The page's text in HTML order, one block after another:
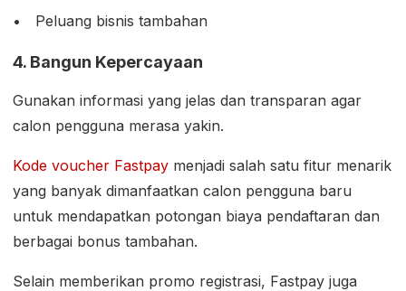
Peluang bisnis tambahan
4. Bangun Kepercayaan
Gunakan informasi yang jelas dan transparan agar
calon pengguna merasa yakin.
Kode voucher Fastpay menjadi salah satu fitur menarik
yang banyak dimanfaatkan calon pengguna baru
untuk mendapatkan potongan biaya pendaftaran dan
berbagai bonus tambahan.
Selain memberikan promo registrasi, Fastpay juga